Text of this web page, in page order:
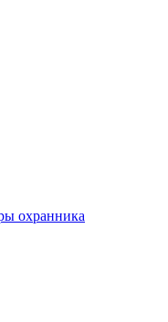
охранника